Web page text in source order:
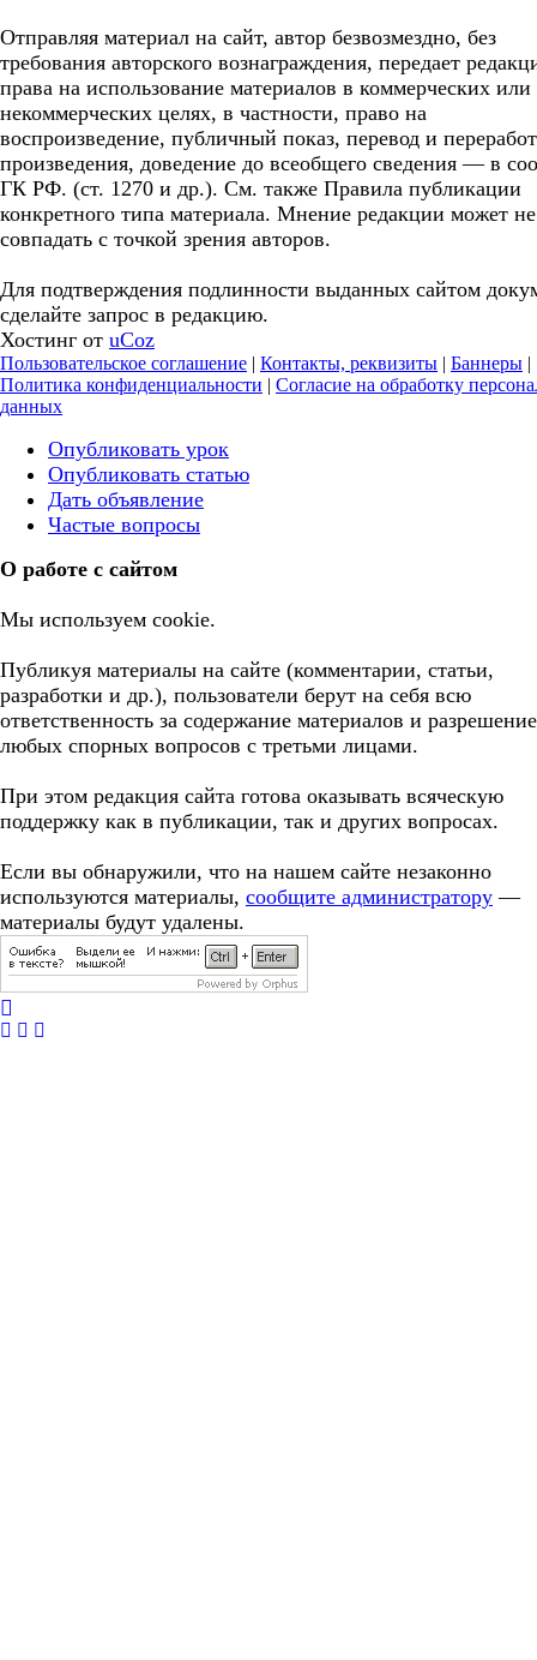
Отправляя материал на сайт, автор безвозмездно, без
требования авторского вознаграждения, передает
права на использование материалов в коммерческих или
некоммерческих целях, в частности, право на
воспроизведение, публичный показ, перевод и
произведения, доведение до всеобщего сведения — в
ГК РФ. (ст. 1270 и др.). См. также Правила публикации
конкретного типа материала. Мнение редакции может не
совпадать с точкой зрения авторов.
Для подтверждения подлинности выданных сайтом
сделайте запрос в редакцию.
Хостинг от uCoz
Пользовательское соглашение | Контакты, реквизиты | Баннеры |
Политика конфиденциальности | Согласие на обработку
данных
Опубликовать урок
Опубликовать статью
Дать объявление
Частые вопросы
О работе с сайтом
Мы используем cookie.
Публикуя материалы на сайте (комментарии, статьи,
разработки и др.), пользователи берут на себя всю
ответственность за содержание материалов и разрешение
любых спорных вопросов с третьми лицами.
При этом редакция сайта готова оказывать всяческую
поддержку как в публикации, так и других вопросах.
Если вы обнаружили, что на нашем сайте незаконно
используются материалы, сообщите администратору —
материалы будут удалены.